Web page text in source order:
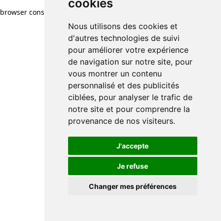
cookies
Nous utilisons des cookies et
d'autres technologies de suivi
pour améliorer votre expérience
de navigation sur notre site, pour
vous montrer un contenu
personnalisé et des publicités
ciblées, pour analyser le trafic de
notre site et pour comprendre la
provenance de nos visiteurs.
J'accepte
Je refuse
Changer mes préférences
browser console for more information)